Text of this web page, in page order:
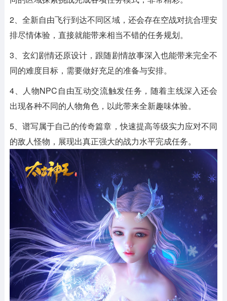
2、全新自由飞行到达不同区域，还会存在空战对抗合理安
排尽情体验，直接就能带来相当不错的任务规划。
3、玄幻剧情还原设计，跟随剧情故事深入也能带来完全不
同的难度目标，需要做好充足的准备与安排。
4、人物NPC自由互动交流触发任务，随着主线深入还会
出现各种不同的人物角色，以此带来全新趣味体验。
5、谱写属于自己的传奇篇章，快速提高等级实力应对不同
的敌人怪物，展现出真正强大的战力水平完成任务。